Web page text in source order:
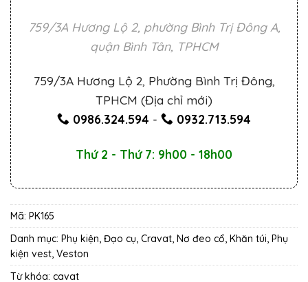
759/3A Hương Lộ 2, phường Bình Trị Đông A,
quận Bình Tân, TPHCM
759/3A Hương Lộ 2, Phường Bình Trị Đông,
TPHCM (Địa chỉ mới)
0986.324.594 - 0932.713.594
Thứ 2 - Thứ 7: 9h00 - 18h00
Mã: PK165
Danh mục: Phụ kiện, Đạo cụ, Cravat, Nơ đeo cổ, Khăn túi, Phụ
kiện vest, Veston
Từ khóa: cavat